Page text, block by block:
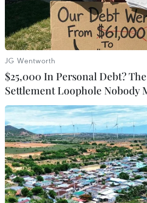
TIN LIÊN QUAN
ICC cam kết theo dõi sát
JG Wentworth
$25,000 In Personal Debt?
Settlement Loophole Nobody